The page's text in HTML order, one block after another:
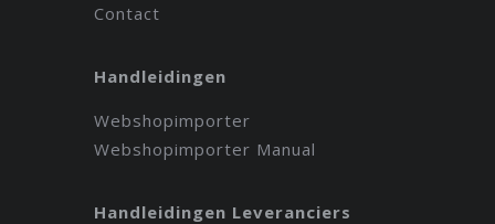
Contact
Handleidingen
Webshopimporter
Webshopimporter Manual
Handleidingen Leveranciers